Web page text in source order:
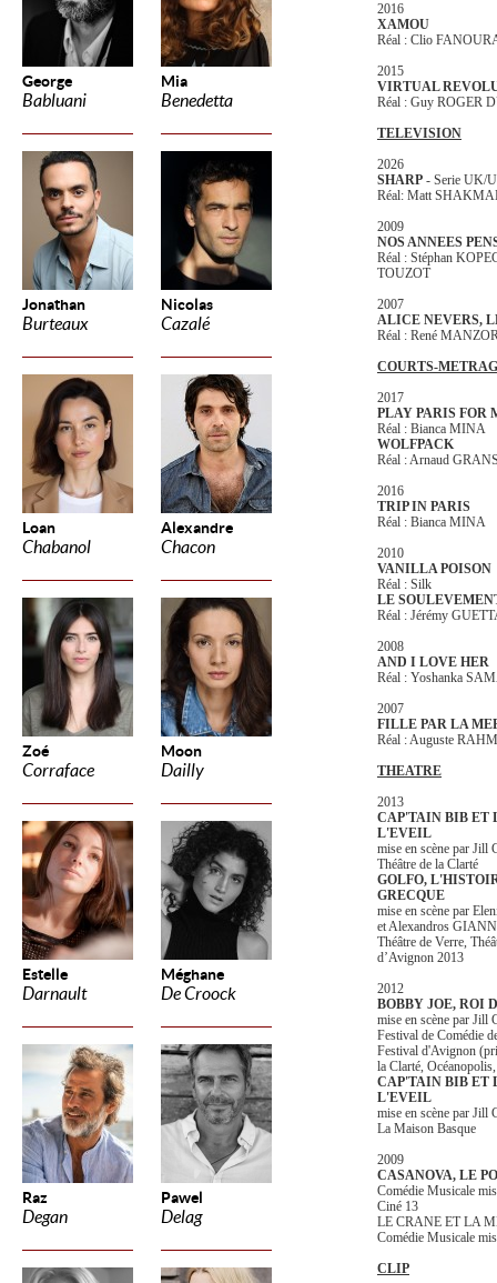
George
Babluani
Mia
Benedetta
Jonathan
Burteaux
Nicolas
Cazalé
Loan
Chabanol
Alexandre
Chacon
Zoé
Corraface
Moon
Dailly
Estelle
Darnault
Méghane
De Croock
Raz
Degan
Pawel
Delag
2016
XAMOU
Réal : Clio
2015
VIRTUAL
Réal : Guy ROGER
TELEVISION
2026
SHARP - Serie UK/
Réal: Matt
2009
NOS ANNEES
Réal : Stéphan
TOUZOT
2007
ALICE NEVERS,
Réal : René
COURTS-
2017
PLAY PARIS FOR
Réal : Bianca MINA
WOLFPACK
Réal : Arnaud
2016
TRIP IN PARIS
Réal : Bianca MINA
2010
VANILLA POISON
Réal : Silk
LE
Réal : Jérémy
2008
AND I LOVE HER
Réal : Yoshanka
2007
FILLE PAR LA
Réal : Auguste
THEATRE
2013
CAP'TAIN BIB ET
L'EVEIL
mise en scène par Jill
Théâtre de la Clarté
GOLFO,
GRECQUE
mise en scène par
et Alexandros
Théâtre de Verre,
d’Avignon 2013
2012
BOBBY JOE, ROI
mise en scène par Jill
Festival de Comédie
Festival d'Avignon
la Clarté,
CAP'TAIN BIB ET
L'EVEIL
mise en scène par Jill
La Maison Basque
2009
CASANOVA, LE
Comédie Musicale
Ciné 13
LE CRANE ET LA
Comédie Musicale
CLIP